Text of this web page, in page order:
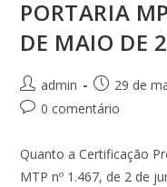
PORTARIA
DE MAIO DE
Autor
do
admin
Post
publicado:
29 de
Comentários
post:
0 comentário
Quanto a Certificação
MTP nº 1.467, de 2 de